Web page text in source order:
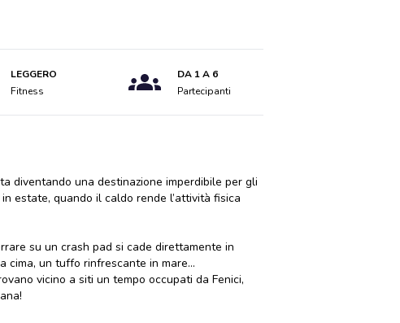
LEGGERO
Fitness
DA 1 A 6
Partecipanti
diventando una destinazione imperdibile per gli
estate, quando il caldo rende l’attività fisica
su un crash pad si cade direttamente in
cima, un tuffo rinfrescante in mare...
vicino a siti un tempo occupati da Fenici,